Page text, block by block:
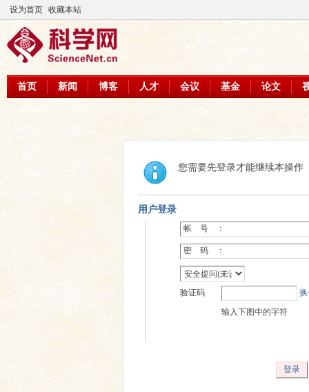
设为首页 收藏本站
首页 新闻 博客 人才 会议 基金 论文
您需要先登录才能继续本操作
用户登录
帐 号 ：
密 码 ：
验证码
输入下图中的字符
登录